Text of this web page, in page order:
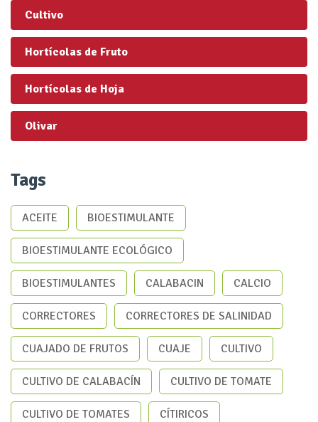
Cultivo
Hortícolas de Fruto
Hortícolas de Hoja
Olivar
Tags
ACEITE BIOESTIMULANTE
BIOESTIMULANTE ECOLÓGICO
BIOESTIMULANTES CALABACIN CALCIO
CORRECTORES CORRECTORES DE SALINIDAD
CUAJADO DE FRUTOS CUAJE CULTIVO
CULTIVO DE CALABACÍN CULTIVO DE TOMATE
CULTIVO DE TOMATES CÍTIRICOS